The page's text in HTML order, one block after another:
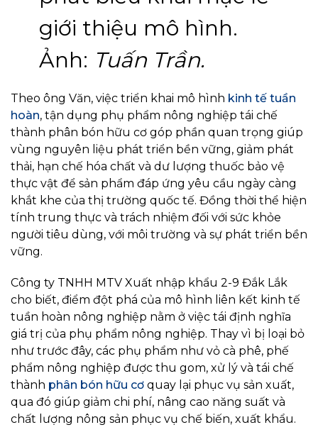
giới thiệu mô hình.
Ảnh: Tuấn Trần.
Theo ông Văn, việc triển khai mô hình kinh tế tuần
hoàn, tận dụng phụ phẩm nông nghiệp tái chế
thành phân bón hữu cơ góp phần quan trọng giúp
vùng nguyên liệu phát triển bền vững, giảm phát
thải, hạn chế hóa chất và dư lượng thuốc bảo vệ
thực vật để sản phẩm đáp ứng yêu cầu ngày càng
khắt khe của thị trường quốc tế. Đồng thời thể hiện
tính trung thực và trách nhiệm đối với sức khỏe
người tiêu dùng, với môi trường và sự phát triển bền
vững.
Công ty TNHH MTV Xuất nhập khẩu 2-9 Đắk Lắk
cho biết, điểm đột phá của mô hình liên kết kinh tế
tuần hoàn nông nghiệp nằm ở việc tái định nghĩa
giá trị của phụ phẩm nông nghiệp. Thay vì bị loại bỏ
như trước đây, các phụ phẩm như vỏ cà phê, phế
phẩm nông nghiệp được thu gom, xử lý và tái chế
thành phân bón hữu cơ quay lại phục vụ sản xuất,
qua đó giúp giảm chi phí, nâng cao năng suất và
chất lượng nông sản phục vụ chế biến, xuất khẩu.